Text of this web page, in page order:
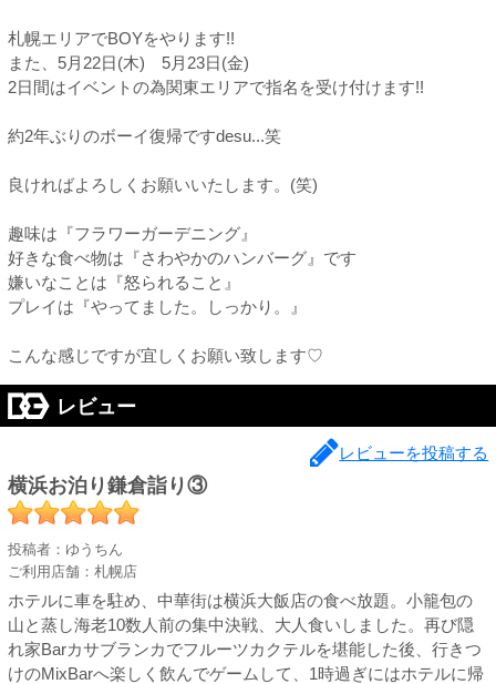
札幌エリアでBOYをやります!!
また、5月22日(木) 5月23日(金)
2日間はイベントの為関東エリアで指名を受け付けます!!
約2年ぶりのボーイ復帰ですdesu...笑
良ければよろしくお願いいたします。(笑)
趣味は『フラワーガーデニング』
好きな食べ物は『さわやかのハンバーグ』です
嫌いなことは『怒られること』
プレイは『やってました。しっかり。』
こんな感じですが宜しくお願い致します♡
レビュー
レビューを投稿する
横浜お泊り鎌倉詣り③
投稿者：ゆうちん
ご利用店舗：札幌店
ホテルに車を駐め、中華街は横浜大飯店の食べ放題。小籠包の
山と蒸し海老10数人前の集中決戦、大人食いしました。再び隠
れ家Barカサブランカでフルーツカクテルを堪能した後、行きつ
けのMixBarへ楽しく飲んでゲームして、1時過ぎにはホテルに帰